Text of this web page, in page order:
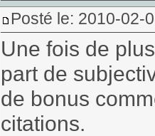
Posté le: 2010-02-
Une fois de
part de
de bonus
citations.